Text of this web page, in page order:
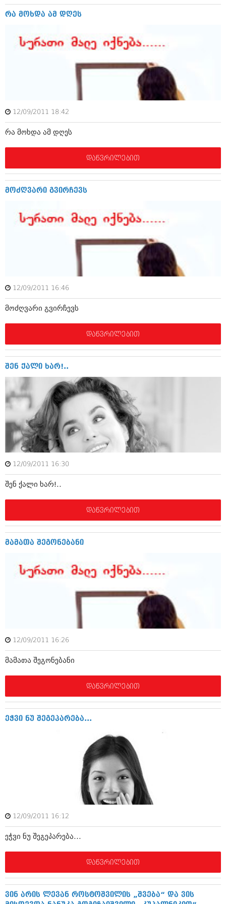
ნოემბერი 2017 (212)
აგვისტო 2017 (212)
ივლისი 2017 (233)
ივნისი 2017 (265)
მაისი 2017 (216)
აპრილი 2017 (220)
თებერვალი 2017 (205)
იანვარი 2017 (246)
დეკემბერი 2016 (207)
ნოემბერი 2016 (207)
აგვისტო 2016 (258)
ივნისი 2016 (221)
მაისი 2016 (261)
მარტი 2016 (200)
თებერვალი 2016 (250)
დეკემბერი 2015 (207)
ნოემბერი 2015 (264)
მაისი 2015 (194)
აპრილი 2015 (208)
მარტი 2015 (365)
თებერვალი 2015 (286)
დეკემბერი 2014 (342)
ოქტომბერი 2014 (292)
სექტემბერი 2014 (394)
აგვისტო 2014 (248)
ივლისი 2014 (313)
ივნისი 2014 (366)
მაისი 2014 (313)
აპრილი 2014 (290)
მარტი 2014 (413)
თებერვალი 2014 (318)
იანვარი 2014 (297)
დეკემბერი 2013 (365)
სექტემბერი 2013 (368)
აგვისტო 2013 (89)
ივლისი 2013 (182)
ივნისი 2013 (212)
აპრილი 2013 (304)
მარტი 2013 (352)
იანვარი 2013 (334)
დეკემბერი 2012 (98)
ნოემბერი 2012 (295)
სექტემბერი 2012 (264)
ივლისი 2012 (322)
ივნისი 2012 (282)
მაისი 2012 (240)
აპრილი 2012 (294)
მარტი 2012 (259)
იანვარი 2012 (322)
ოქტომბერი 2011 (754)
სექტემბერი 2011 (407)
აგვისტო 2011 (249)
ივლისი 2011 (400)
ივნისი 2011 (438)
მაისი 2011 (415)
აპრილი 2011 (294)
თებერვალი 2011 (329)
იანვარი 2011 (647)
(157)
ნოემბერი 2010 (422)
სექტემბერი 2010 (449)
ივლისი 2010 (556)
რა მოხდა ამ დღეს
12/09/2011 18:42
რა მოხდა ამ დღეს
დაწვრილებით
მოძღვარი გვირჩევს
12/09/2011 16:46
მოძღვარი გვირჩევს
დაწვრილებით
შენ ქალი ხარ!..
12/09/2011 16:30
შენ ქალი ხარ!..
დაწვრილებით
მამათა შეგონებანი
12/09/2011 16:26
მამათა შეგონებანი
დაწვრილებით
ეჭვი ნუ შეგეპარება...
12/09/2011 16:12
ეჭვი ნუ შეგეპარება...
დაწვრილებით
ვინ არის ლევან როსტოშვილის „შვება“ და ვის